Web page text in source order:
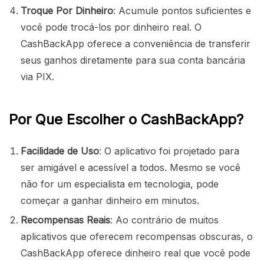
Troque Por Dinheiro: Acumule pontos suficientes e
você pode trocá-los por dinheiro real. O
CashBackApp oferece a conveniência de transferir
seus ganhos diretamente para sua conta bancária
via PIX.
Por Que Escolher o CashBackApp?
Facilidade de Uso: O aplicativo foi projetado para
ser amigável e acessível a todos. Mesmo se você
não for um especialista em tecnologia, pode
começar a ganhar dinheiro em minutos.
Recompensas Reais: Ao contrário de muitos
aplicativos que oferecem recompensas obscuras, o
CashBackApp oferece dinheiro real que você pode